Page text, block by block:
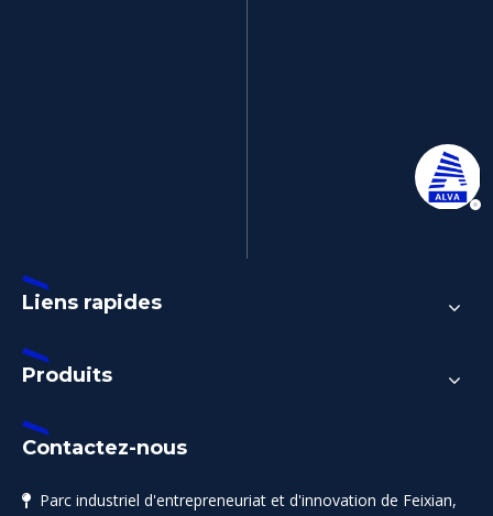
Liens rapides
Produits
Contactez-nous
 Parc industriel d'entrepreneuriat et d'innovation de Feixian,